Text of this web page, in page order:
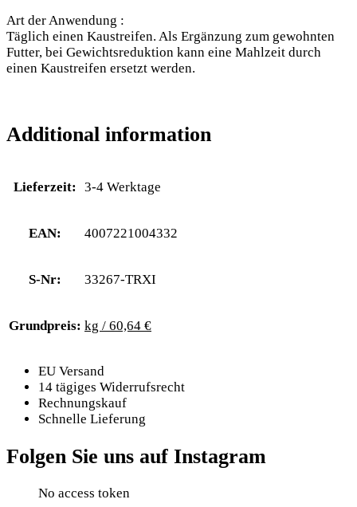
Art der Anwendung :
Täglich einen Kaustreifen. Als Ergänzung zum gewohnten
Futter, bei Gewichtsreduktion kann eine Mahlzeit durch
einen Kaustreifen ersetzt werden.
Additional information
Lieferzeit: 3-4 Werktage
EAN: 4007221004332
S-Nr: 33267-TRXI
Grundpreis: kg / 60,64 €
EU Versand
14 tägiges Widerrufsrecht
Rechnungskauf
Schnelle Lieferung
Folgen Sie uns auf Instagram
No access token